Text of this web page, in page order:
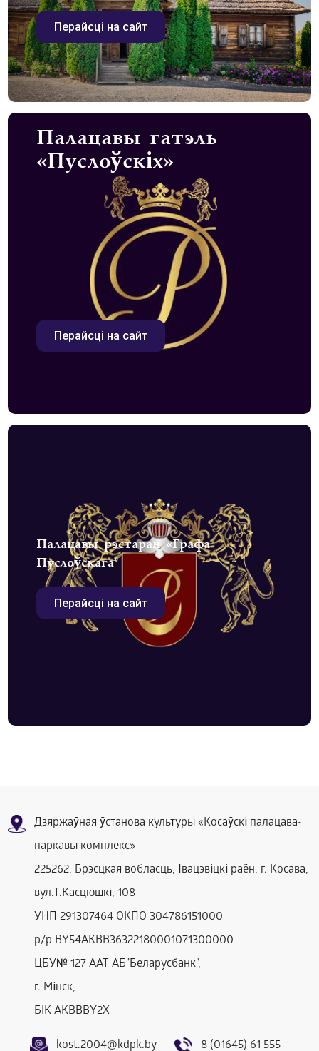
Перайсці на сайт
Палацавы гатэль
«Пуслоўскіх»
Перайсці на сайт
Палацавы рэстаран «Графа
Пуслоўскага"
Перайсці на сайт
Дзяржаўная ўстанова культуры «Косаўскі палацава-
паркавы комплекс»
225262, Брэсцкая вобласць, Івацэвіцкі раён, г. Косава,
вул.Т.Касцюшкі, 108
УНП 291307464 ОКПО 304786151000
р/р BY54AKBB36322180001071300000
ЦБУ№ 127 ААТ АБ"Беларусбанк",
г. Мінск,
БIК AKBBBY2Х
kost.2004@kdpk.by 8 (01645) 61 555